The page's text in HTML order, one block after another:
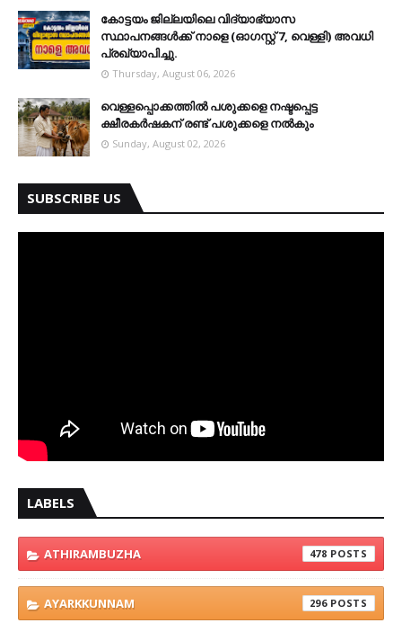
കോട്ടയം ജില്ലയിലെ വിദ്യാഭ്യാസ
സ്ഥാപനങ്ങള്‍ക്ക് നാളെ (ഓഗസ്റ്റ് 7, വെള്ളി) അവധി
പ്രഖ്യാപിച്ചു.
Thursday, August 06, 2026
വെള്ളപ്പൊക്കത്തില്‍ പശുക്കളെ നഷ്ടപ്പെട്ട
ക്ഷീരകര്‍ഷകന് രണ്ട് പശുക്കളെ നല്‍കും
Sunday, August 02, 2026
SUBSCRIBE US
LABELS
ATHIRAMBUZHA 478
AYARKKUNNAM 296